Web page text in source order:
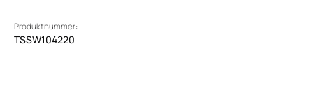
Produktnummer:
TSSW104220